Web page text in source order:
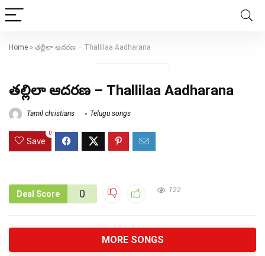
Home » తల్లిలా ఆదరణ – Thallilaa Aadharana
తల్లిలా ఆదరణ – Thallilaa Aadharana
Tamil christians Telugu songs
Save
0
Deal Score 0 122
MORE SONGS